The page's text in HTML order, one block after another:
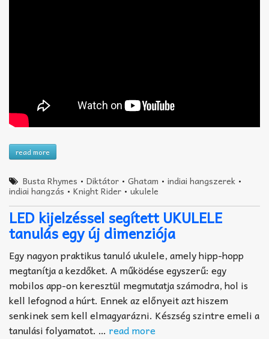
read more
Busta Rhymes •Diktátor •Ghatam •indiai hangszerek •
indiai hangzás • Knight Rider • ukulele
LED kijelzéssel segített UKULELE
tanulás egy új dimenziója
Egy nagyon praktikus tanuló ukulele, amely hipp-hopp
megtanítja a kezdőket. A működése egyszerű: egy
mobilos app-on keresztül megmutatja számodra, hol is
kell lefognod a húrt. Ennek az előnyeit azt hiszem
senkinek sem kell elmagyarázni. Készség szintre emeli a
tanulási folyamatot. … read more